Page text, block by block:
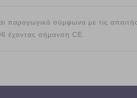
παραγωγικά σύμφωνα με τις
έχοντας σήμανση CE.